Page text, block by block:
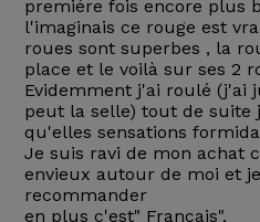
premiére fois encore plus
l'imaginais ce rouge est
roues sont superbes , la
place et le voilà sur ses 2
Evidemment j'ai roulé (j'ai
peut la selle) tout de suite
qu'elles sensations
Je suis ravi de mon achat
envieux autour de moi et
recommander
en plus c'est" Français".